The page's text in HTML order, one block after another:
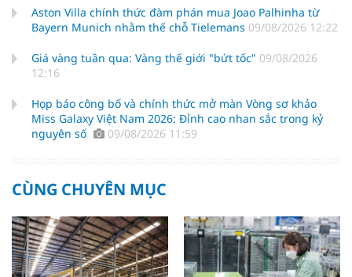
Aston Villa chính thức đàm phán mua Joao Palhinha từ
Bayern Munich nhằm thế chỗ Tielemans 09/08/2026 12:22
Giá vàng tuần qua: Vàng thế giới "bứt tốc" 09/08/2026
12:16
Họp báo công bố và chính thức mở màn Vòng sơ khảo
Miss Galaxy Việt Nam 2026: Đỉnh cao nhan sắc trong kỷ
nguyên số
09/08/2026 11:59
CÙNG CHUYÊN MỤC